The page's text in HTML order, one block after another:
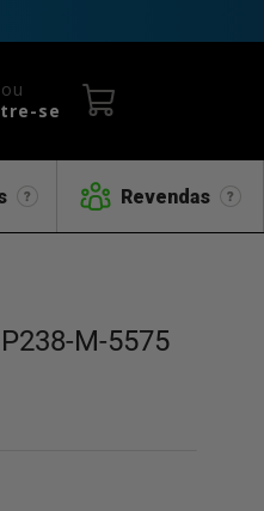
ou
se
Revendas
M-5575